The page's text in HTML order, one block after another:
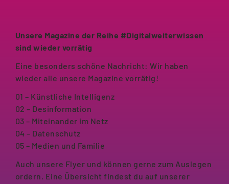
Unsere Magazine der Reihe #Digitalweiterwissen
sind wieder vorrätig
Eine besonders schöne Nachricht: Wir haben
wieder alle unsere Magazine vorrätig!
01 – Künstliche Intelligenz
02 – Desinformation
03 – Miteinander im Netz
04 – Datenschutz
05 – Medien und Familie
Auch unsere Flyer und können gerne zum Auslegen
ordern. Eine Übersicht findest du auf unserer